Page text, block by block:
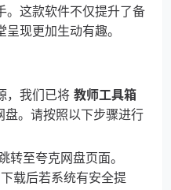
。这款软件不仅提升了备
现更加生动有趣。
，我们已将 教师工具箱
盘。请按照以下步骤进行
转至夸克网盘页面。
载后若系统有安全提